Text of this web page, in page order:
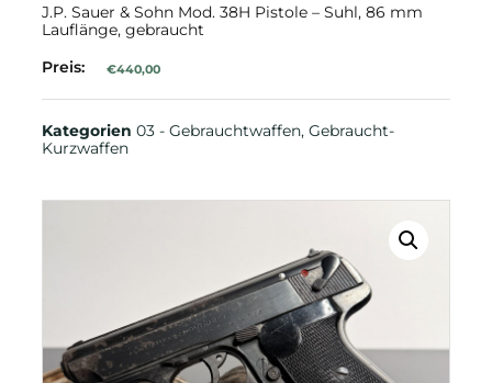
J.P. Sauer & Sohn Mod. 38H Pistole – Suhl, 86 mm
Lauflänge, gebraucht
Preis:
€440,00
Kategorien03 - Gebrauchtwaffen,Gebraucht-
Kurzwaffen